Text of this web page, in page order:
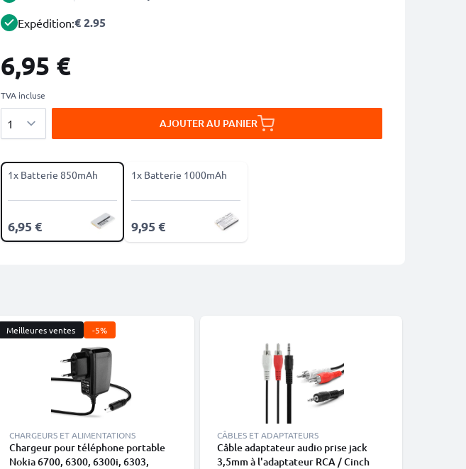
Expédition:€ 2.95
6,95 €
TVA incluse
AJOUTER AU PANIER
1x Batterie 850mAh
6,95 €
1x Batterie 1000mAh
9,95 €
Meilleures ventes -5%
CHARGEURS ET ALIMENTATIONS
Chargeur pour téléphone portable
Nokia 6700, 6300, 6300i, 6303,
CÂBLES ET ADAPTATEURS
Câble adaptateur audio prise jack
3,5mm à l'adaptateur RCA / Cinch